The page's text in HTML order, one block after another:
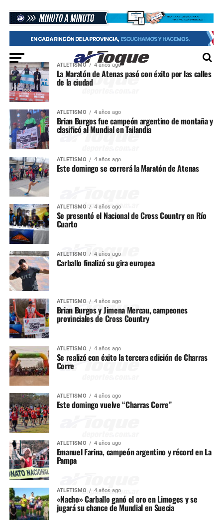
ATLETISMO 4 años ago
La Maratón de Atenas pasó con éxito por las calles
de la ciudad
ATLETISMO 4 años ago
Brian Burgos fue campeón argentino de montaña y
clasificó al Mundial en Tailandia
ATLETISMO 4 años ago
Este domingo se correrá la Maratón de Atenas
ATLETISMO 4 años ago
Se presentó el Nacional de Cross Country en Río
Cuarto
ATLETISMO 4 años ago
Carballo finalizó su gira europea
ATLETISMO 4 años ago
Brian Burgos y Jimena Mercau, campeones
provinciales de Cross Country
ATLETISMO 4 años ago
Se realizó con éxito la tercera edición de Charras
Corre
ATLETISMO 4 años ago
Este domingo vuelve “Charras Corre”
ATLETISMO 4 años ago
Emanuel Farina, campeón argentino y récord en La
Pampa
ATLETISMO 4 años ago
«Nacho» Carballo ganó el oro en Limoges y se
jugará su chance de Mundial en Suecia